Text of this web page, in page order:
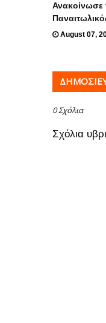
August 07,
0 Σχόλια
Σχόλια